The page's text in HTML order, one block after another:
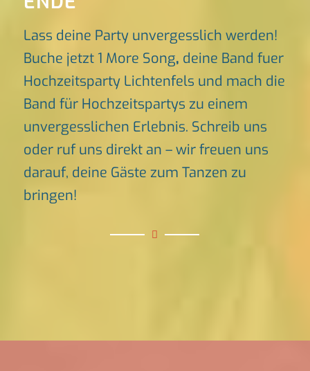
Lass deine Party unvergesslich werden!
Buche jetzt 1 More Song, deine Band fuer
Hochzeitsparty Lichtenfels und mach die
Band für Hochzeitspartys zu einem
unvergesslichen Erlebnis. Schreib uns
oder ruf uns direkt an – wir freuen uns
darauf, deine Gäste zum Tanzen zu
bringen!